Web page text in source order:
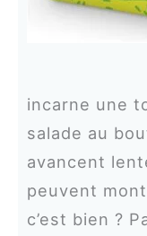
incarne une
salade au
avancent
peuvent
c’est bien ?